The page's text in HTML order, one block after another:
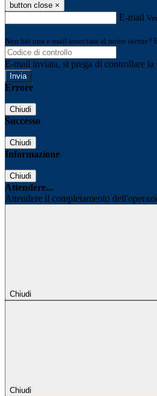
button close ×
E-mail
Non hai una e-mail associata al nome
E-mail inviata, si prega di controllare la
Errore
Chiudi
Successo
Chiudi
Informazione
Chiudi
Attendere...
Attendere il completamento
Chiudi
Chiudi